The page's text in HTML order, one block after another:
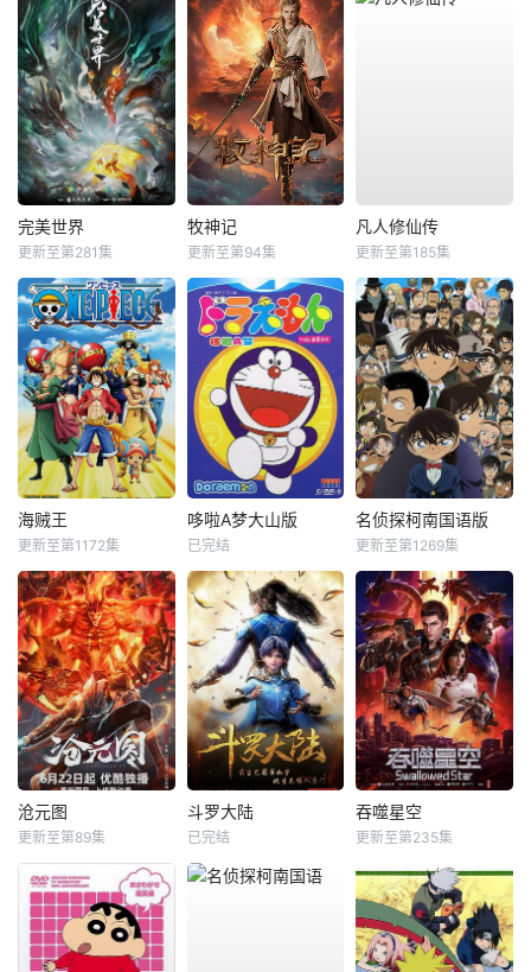
完美世界
更新至第281集
牧神记
更新至第94集
凡人修仙传
更新至第185集
海贼王
更新至第1172集
哆啦A梦大山版
已完结
名侦探柯南国语版
更新至第1269集
沧元图
更新至第89集
斗罗大陆
已完结
吞噬星空
更新至第235集